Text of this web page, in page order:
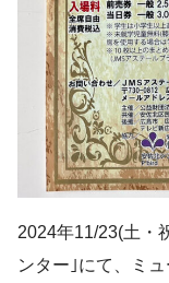
2024年11/23(土・
ンター｣にて、ミ